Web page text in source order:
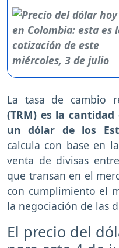
La tasa de cambio
(TRM) es la
un dólar de los
calcula con base en
venta de divisas
que transan en el
con cumplimiento el
la negociación de las
El precio del